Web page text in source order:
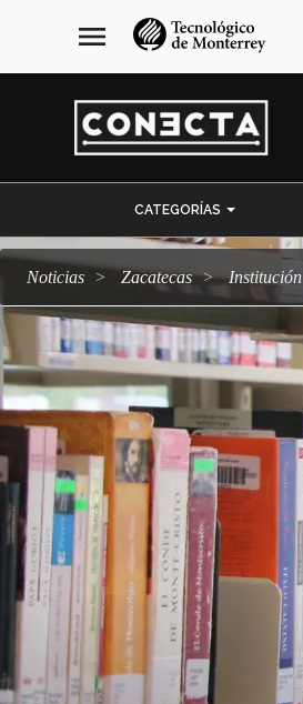
navegación
principal
menu
CATEGORÍAS
Noticias Zacatecas Institución